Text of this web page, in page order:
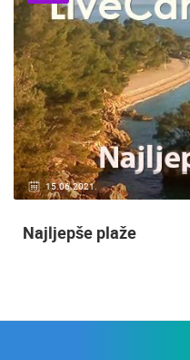
15.06.2021.
Najljepše plaže